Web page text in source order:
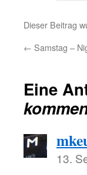
Dieser Beitrag
← Samstag –
Eine
13.